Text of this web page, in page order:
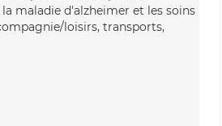
maladie d'alzheimer et les soins
loisirs, transports,